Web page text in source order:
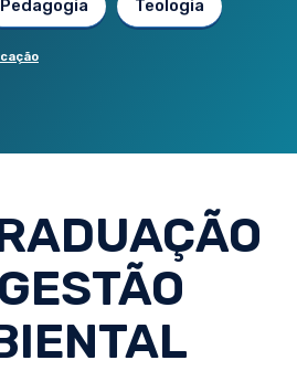
Pedagogia Teologia